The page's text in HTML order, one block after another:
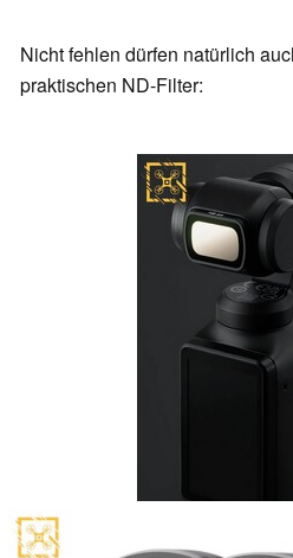
Nicht fehlen dürfen natürlich
praktischen ND-Filter: